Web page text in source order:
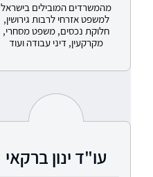
מהמשרדים המובילים בישראל
למשפט אזרחי לרבות גירושין,
חלוקת נכסים, משפט מסחרי,
מקרקעין, דיני עבודה ועוד
עו"ד ינון ברקאי